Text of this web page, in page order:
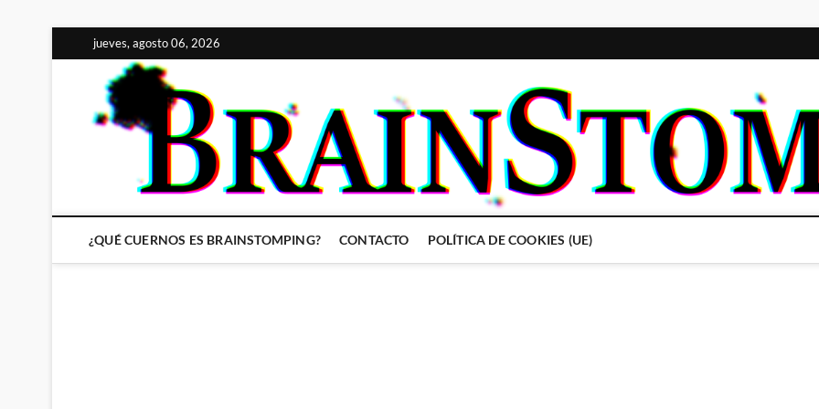
al
contenido
jueves, agosto 06, 2026
¿QUÉ CUERNOS ES BRAINSTOMPING? CONTACTO POLÍTICA DE COOKIES (UE)